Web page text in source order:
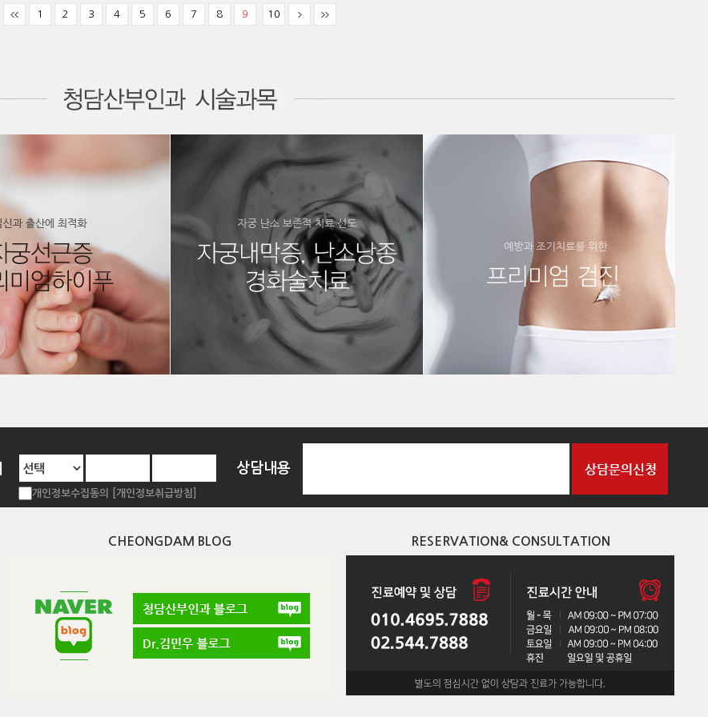
1 2 3 4 5 6 7 8 9 10
개인정보수집동의 [개인정보취급방침]
상담내용
CHEONGDAM BLOG RESERVATION& CONSULTATION